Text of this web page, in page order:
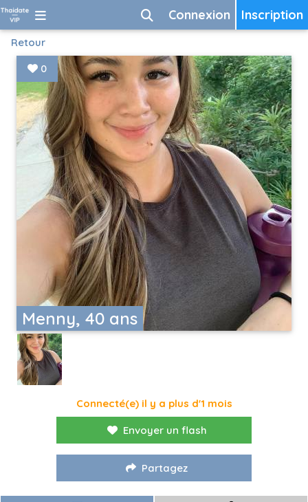
Inscription
Connexion
Retour
Menny, 40 ans
0
Connecté(e) il y a plus d'1 mois
Envoyer un flash
Partagez